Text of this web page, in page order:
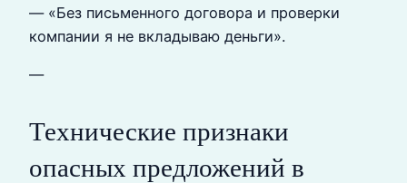
— «Без письменного договора и проверки
компании я не вкладываю деньги».
—
Технические признаки
опасных предложений в